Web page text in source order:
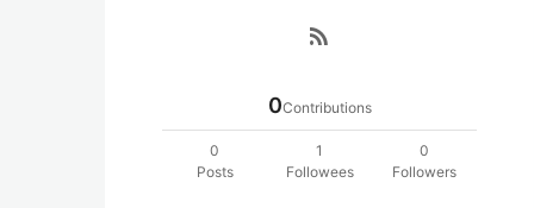
rss_feed
0Contributions
0
Posts
1
Followees
0
Followers